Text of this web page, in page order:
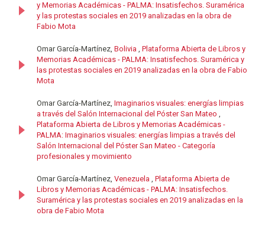
y Memorias Académicas - PALMA: Insatisfechos. Suramérica
y las protestas sociales en 2019 analizadas en la obra de
Fabio Mota
Omar García-Martínez, Bolivia , Plataforma Abierta de Libros y
Memorias Académicas - PALMA: Insatisfechos. Suramérica y
las protestas sociales en 2019 analizadas en la obra de Fabio
Mota
Omar García-Martínez, Imaginarios visuales: energías limpias
a través del Salón Internacional del Póster San Mateo ,
Plataforma Abierta de Libros y Memorias Académicas -
PALMA: Imaginarios visuales: energías limpias a través del
Salón Internacional del Póster San Mateo - Categoría
profesionales y movimiento
Omar García-Martínez, Venezuela , Plataforma Abierta de
Libros y Memorias Académicas - PALMA: Insatisfechos.
Suramérica y las protestas sociales en 2019 analizadas en la
obra de Fabio Mota